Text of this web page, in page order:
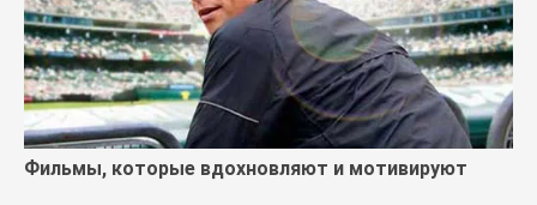
Фильмы, которые вдохновляют и мотивируют